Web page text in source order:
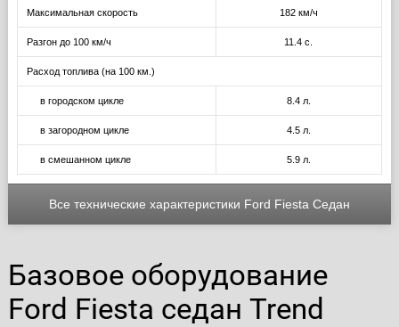
Максимальная скорость 182 км/ч
Разгон до 100 км/ч 11.4 с.
Расход топлива (на 100 км.)
в городском цикле 8.4 л.
в загородном цикле 4.5 л.
в смешанном цикле 5.9 л.
Все технические характеристики Ford Fiesta Седан
Базовое оборудование
Ford Fiesta седан Trend